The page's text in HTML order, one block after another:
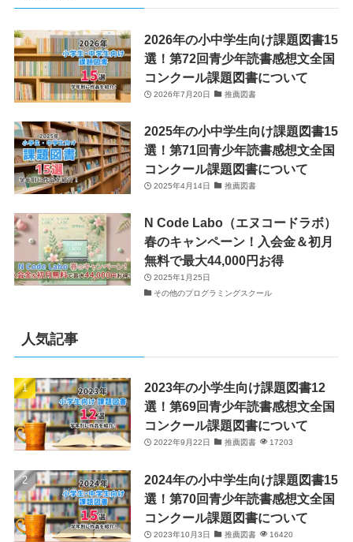
2026年の小中学生向け課題図書15
選！第72回青少年読書感想文全国
コンクール課題図書について
2026年7月20日 推薦図書
2025年の小中学生向け課題図書15
選！第71回青少年読書感想文全国
コンクール課題図書について
2025年4月14日 推薦図書
N Code Labo（エヌコードラボ）
春のキャンペーン！入会金＆初月
無料で最大44,000円お得
2025年1月25日
その他のプログラミングスクール
人気記事
2023年の小学生向け課題図書12
選！第69回青少年読書感想文全国
コンクール課題図書について
2022年9月22日 推薦図書 17203
2024年の小中学生向け課題図書15
選！第70回青少年読書感想文全国
コンクール課題図書について
2023年10月3日 推薦図書 16420